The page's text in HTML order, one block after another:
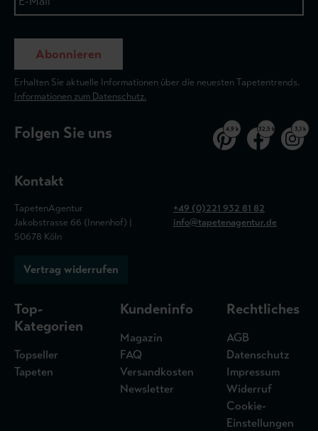
Abonnieren
Erhalten Sie aktuelle Informationen über die neuesten Tapetentrends.
Informationen zum Datenschutz.
Folgen Sie uns 4,9 k 32,5 k 3,1 k
Kontakt
TapetenAgentur
Jakobstrasse 66 (Innenhof) |
50678 Köln
+49 (0)221 932 81 82
info@tapetenagentur.de
Vertrag widerrufen
Top-
Kategorien
Topseller
Tapeten
Kundeninfo
Magazin
FAQ
Versandkosten
Newsletter
Rechtliches
AGB
Datenschutz
Impressum
Widerruf
Cookie-
Einstellungen